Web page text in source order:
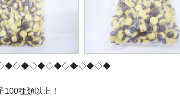
100種類以上！